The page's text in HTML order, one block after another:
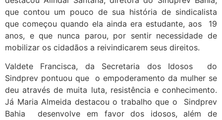
que contou um pouco de sua história de sindicalista
que começou quando ela ainda era estudante, aos 19
anos, e que nunca parou, por sentir necessidade de
mobilizar os cidadãos a reivindicarem seus direitos.
Valdete Francisca, da Secretaria dos Idosos do
Sindprev pontuou que o empoderamento da mulher se
deu através de muita luta, resistência e conhecimento.
Já Maria Almeida destacou o trabalho que o Sindprev
Bahia desenvolve em favor dos idosos, além de